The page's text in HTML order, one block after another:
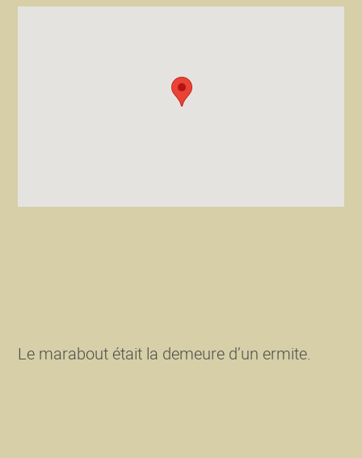
Le marabout était la demeure d’un ermite.